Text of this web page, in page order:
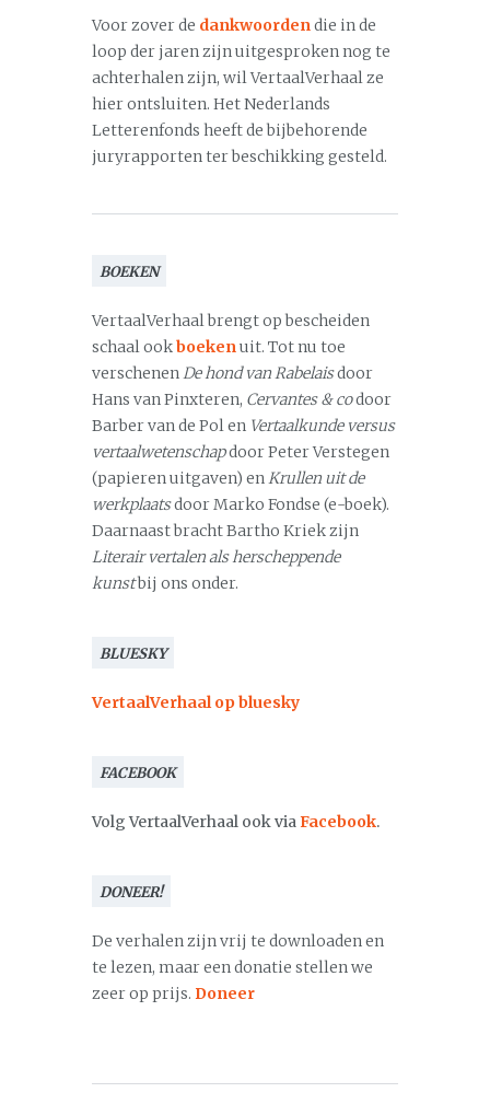
Voor zover de dankwoordendie in de
loop der jaren zijn uitgesproken nog te
achterhalen zijn, wil VertaalVerhaal ze
hier ontsluiten. Het Nederlands
Letterenfonds heeft de bijbehorende
juryrapporten ter beschikking gesteld.
BOEKEN
VertaalVerhaal brengt op bescheiden
schaal ookboekenuit. Tot nu toe
verschenenDe hond van Rabelaisdoor
Hans van Pinxteren, Cervantes & codoor
Barber van de Pol en Vertaalkunde versus
vertaalwetenschapdoor Peter Verstegen
(papieren uitgaven) enKrullen uit de
werkplaatsdoor Marko Fondse (e-boek).
Daarnaast bracht Bartho Kriek zijn
Literair vertalen als herscheppende
kunstbij ons onder.
BLUESKY
VertaalVerhaal op bluesky
FACEBOOK
Volg VertaalVerhaal ook viaFacebook.
DONEER!
De verhalen zijn vrij te downloaden en
te lezen, maar een donatie stellen we
zeer op prijs. Doneer